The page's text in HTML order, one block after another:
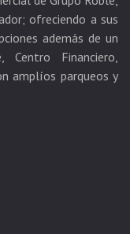
ofreciendo a sus
además de un
Financiero,
amplíos parqueos y